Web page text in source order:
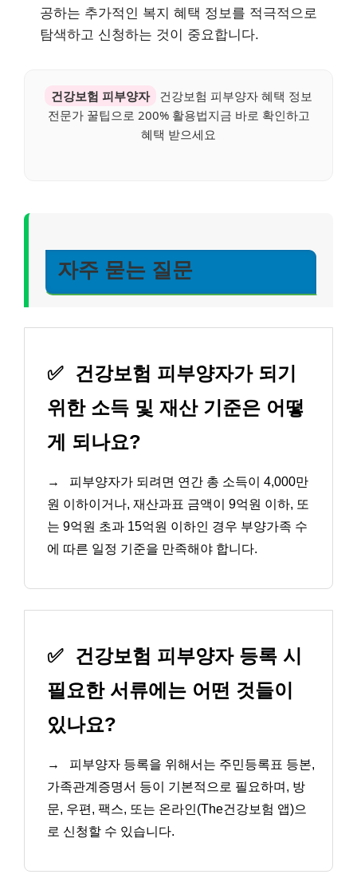
공하는 추가적인 복지 혜택 정보를 적극적으로
탐색하고 신청하는 것이 중요합니다.
건강보험 피부양자
건강보험 피부양자 혜택 정보
전문가 꿀팁으로 200% 활용법지금 바로 확인하고
혜택 받으세요
자주 묻는 질문
✅
건강보험 피부양자가 되기
위한 소득 및 재산 기준은 어떻
게 되나요?
→
피부양자가 되려면 연간 총 소득이 4,000만
원 이하이거나, 재산과표 금액이 9억원 이하, 또
는 9억원 초과 15억원 이하인 경우 부양가족 수
에 따른 일정 기준을 만족해야 합니다.
✅
건강보험 피부양자 등록 시
필요한 서류에는 어떤 것들이
있나요?
→
피부양자 등록을 위해서는 주민등록표 등본,
가족관계증명서 등이 기본적으로 필요하며, 방
문, 우편, 팩스, 또는 온라인(The건강보험 앱)으
로 신청할 수 있습니다.